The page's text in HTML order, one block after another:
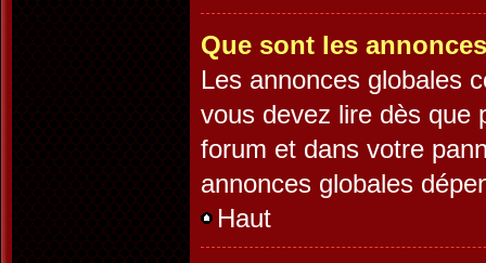
Que sont les
Les annonces globales
vous devez lire dès que
forum et dans votre
annonces globales
Haut